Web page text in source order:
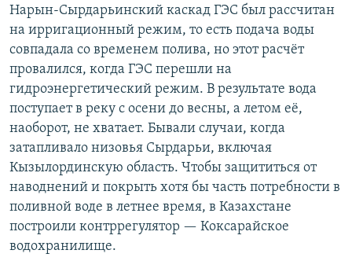
Нарын-Сырдарьинский каскад ГЭС был рассчитан
на ирригационный режим, то есть подача воды
совпадала со временем полива, но этот расчёт
провалился, когда ГЭС перешли на
гидроэнергетический режим. В результате вода
поступает в реку с осени до весны, а летом её,
наоборот, не хватает. Бывали случаи, когда
затапливало низовья Сырдарьи, включая
Кызылординскую область. Чтобы защититься от
наводнений и покрыть хотя бы часть потребности в
поливной воде в летнее время, в Казахстане
построили контррегулятор — Коксарайское
водохранилище.